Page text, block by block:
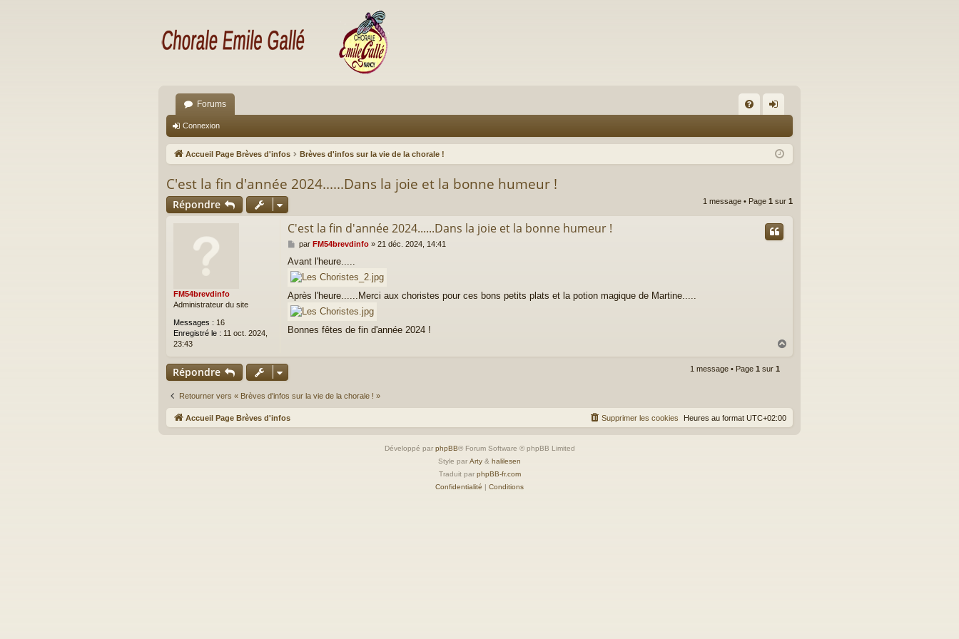
Forums
Q ne
Connexion
Accueil Page Brèves d'infos Brèves d'infos sur la vie de la chorale !
C'est la fin d'année 2024......Dans la joie et la bonne humeur !
Répondre 1 message • Page 1 sur 1
FM54brevdinfo
Administrateur du site
Messages : 16
Enregistré le : 11 oct. 2024,
23:43
C'est la fin d'année 2024......Dans la joie et la bonne humeur !
M
s
s
g
e
par FM54brevdinfo» 21 déc. 2024, 14:41
Avant l'heure.....
Après l'heure......Merci aux choristes pour ces bons petits plats et la potion magique de Martine.....
Bonnes fêtes de fin d'année 2024 !
Répondre 1 message • Page 1 sur 1
Retourner vers « Brèves d'infos sur la vie de la chorale ! »
Accueil Page Brèves d'infos Heures au format UTC+02:00
Supprimer les cookies
Développé par phpBB® Forum Software © phpBB Limited
Style par Arty & halilesen
Traduit par phpBB-fr.com
Confidentialité | Conditions